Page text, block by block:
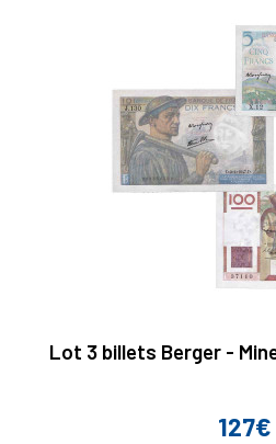
Lot 3 billets Berger -
Prix
127€